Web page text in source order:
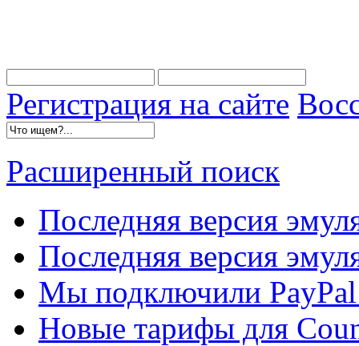
Регистрация на сайте
Расширенный поиск
Последняя версия
Последняя версия
Мы подключили PayPal
Новые тарифы для